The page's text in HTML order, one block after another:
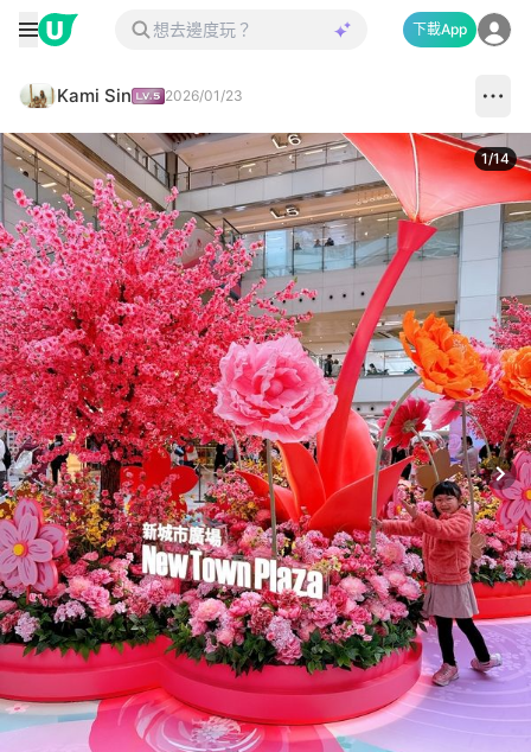
下載App
Kami Sin 2026/01/23
1/14